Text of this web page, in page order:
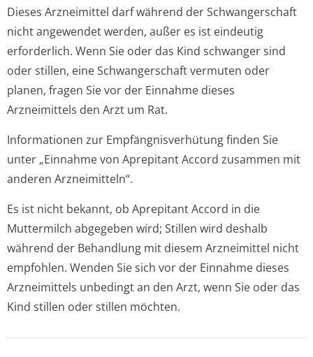
Dieses Arzneimittel darf während der Schwangerschaft
nicht angewendet werden, außer es ist eindeutig
erforderlich. Wenn Sie oder das Kind schwanger sind
oder stillen, eine Schwangerschaft vermuten oder
planen, fragen Sie vor der Einnahme dieses
Arzneimittels den Arzt um Rat.
Informationen zur Empfängnisverhütung finden Sie
unter „Einnahme von Aprepitant Accord zusammen mit
anderen Arzneimitteln“.
Es ist nicht bekannt, ob Aprepitant Accord in die
Muttermilch abgegeben wird; Stillen wird deshalb
während der Behandlung mit diesem Arzneimittel nicht
empfohlen. Wenden Sie sich vor der Einnahme dieses
Arzneimittels unbedingt an den Arzt, wenn Sie oder das
Kind stillen oder stillen möchten.